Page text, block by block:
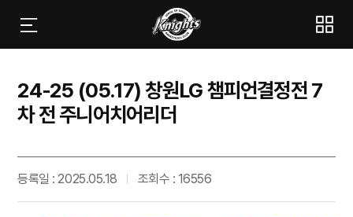
24-25 (05.17) 창원LG 챔피언결정전 7
차 전 주니어치어리더
등록일 : 2025.05.18 조회수 : 16556